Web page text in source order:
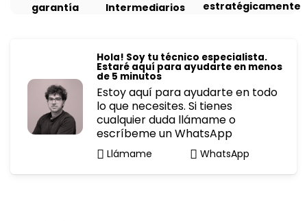
garantía
Intermediarios
estratégicamente
Hola! Soy tu técnico especialista.
Estaré aquí para ayudarte en menos
de 5 minutos
Estoy aquí para ayudarte en todo
lo que necesites. Si tienes
cualquier duda llámame o
escríbeme un WhatsApp
Llámame WhatsApp